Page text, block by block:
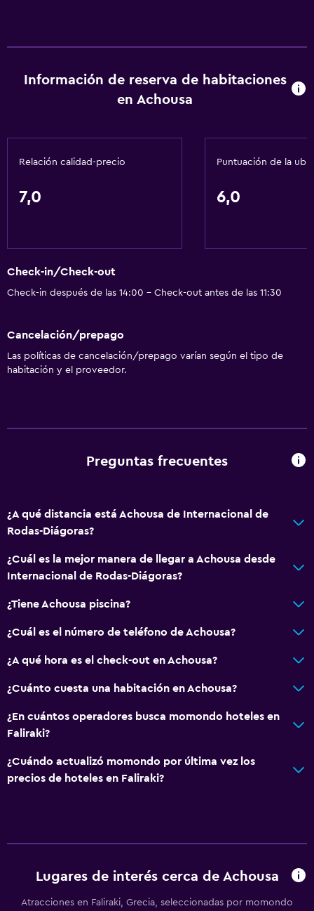
Traslado aeropuerto
Ascensor
Secador de pelo
Lavandería
General
Salud y seguridad
Información de reserva de habitaciones
en Achousa
Relación calidad-precio
7,0
Puntuación de la
6,0
Check-in/Check-out
Check-in después de las 14:00 - Check-out antes de las 11:30
Cancelación/prepago
Las políticas de cancelación/prepago varían según el tipo de
habitación y el proveedor.
Preguntas frecuentes
¿A qué distancia está Achousa de Internacional de
Rodas-Diágoras?
¿Cuál es la mejor manera de llegar a Achousa desde
Internacional de Rodas-Diágoras?
¿Tiene Achousa piscina?
¿Cuál es el número de teléfono de Achousa?
¿A qué hora es el check-out en Achousa?
¿Cuánto cuesta una habitación en Achousa?
¿En cuántos operadores busca momondo hoteles en
Faliraki?
¿Cuándo actualizó momondo por última vez los
precios de hoteles en Faliraki?
Lugares de interés cerca de Achousa
Atracciones en Faliraki, Grecia, seleccionadas por momondo